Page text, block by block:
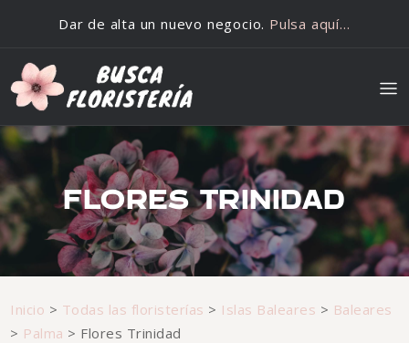
Dar de alta un nuevo negocio. Pulsa aquí…
FLORES TRINIDAD
Inicio > Todas las floristerías > Islas Baleares > Baleares
> Palma > Flores Trinidad